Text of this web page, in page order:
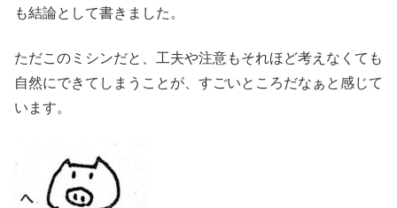
も結論として書きました。
ただこのミシンだと、工夫や注意もそれほど考えなくても
自然にできてしまうことが、すごいところだなぁと感じて
います。